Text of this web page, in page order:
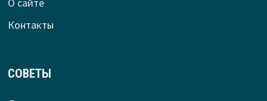
О сайте
Контакты
СОВЕТЫ